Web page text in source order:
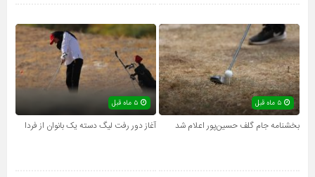
بخشنامه جام گلف حسین‌پور اعلام شد آغاز دور رفت لیگ دسته یک بانوان از فردا